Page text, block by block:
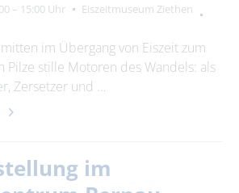
– 15:00 Uhr
Eiszeitmuseum Ziethen
im Übergang von Eiszeit zum
Pilze stille Motoren des Wandels: als
Zersetzer und …
im